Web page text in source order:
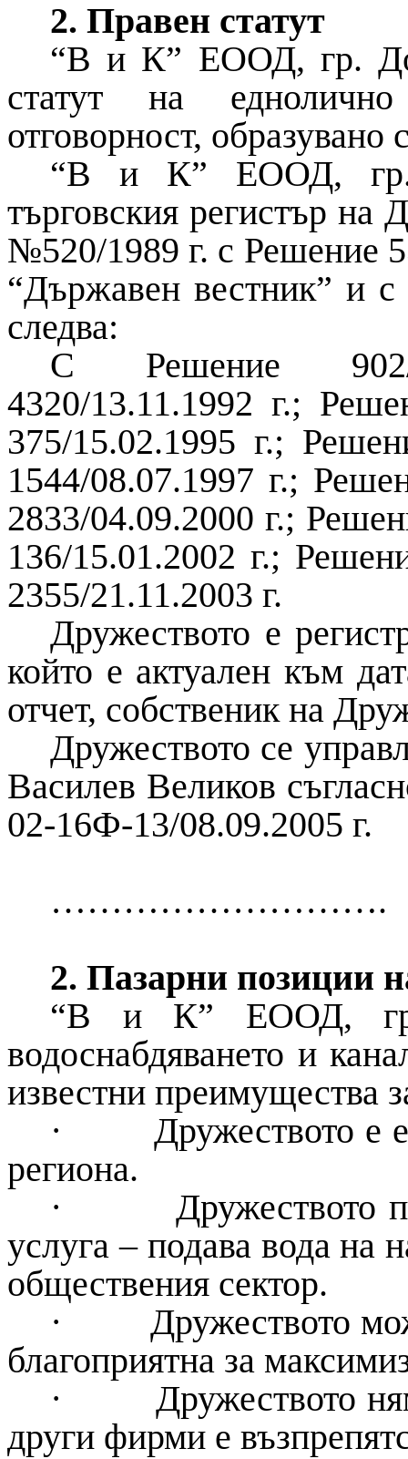
2. Правен статут
“В и К” ЕООД, гр.
статут на
отговорност,
“В и К” ЕООД, гр.
търговския регистър
№520/1989 г. с Решение
“Държавен вестник” и с
следва:
С Решение 902/
4320/13.11.1992 г.;
375/15.02.1995 г.;
1544/08.07.1997 г.;
2833/04.09.2000 г.;
136/15.01.2002 г.;
2355/21.11.2003 г.
Дружеството е
който е актуален към
отчет, собственик на
Дружеството се
Василев Великов
02-16Ф-13/08.09.2005 г.
……………………….
2.Пазарни позиции
“В и К” ЕООД,
водоснабдяването и
известни преимущества
·
Дружеството е
региона.
·
Дружеството
услуга – подава вода на
обществения сектор.
·
Дружеството
благоприятна за
·
Дружеството
други фирми е